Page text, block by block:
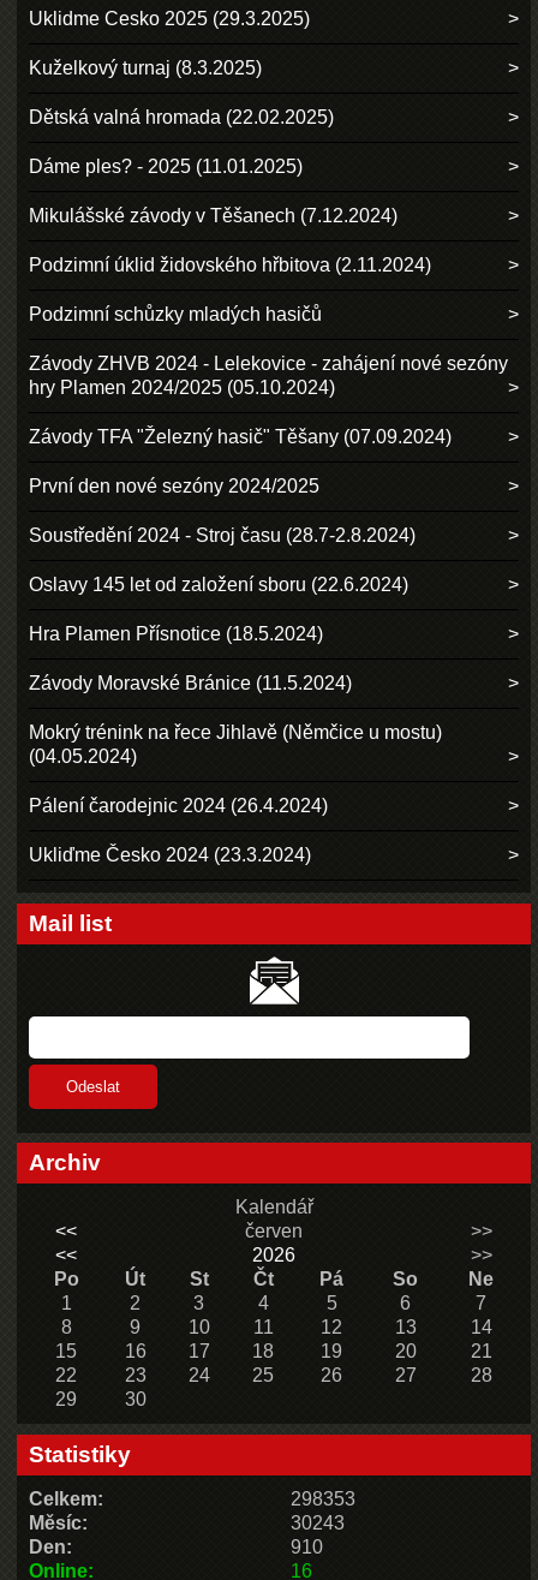
Uklidme Cesko 2025 (29.3.2025)
Kuželkový turnaj (8.3.2025)
Dětská valná hromada (22.02.2025)
Dáme ples? - 2025 (11.01.2025)
Mikulášské závody v Těšanech (7.12.2024)
Podzimní úklid židovského hřbitova (2.11.2024)
Podzimní schůzky mladých hasičů
Závody ZHVB 2024 - Lelekovice - zahájení nové sezóny
hry Plamen 2024/2025 (05.10.2024)
Závody TFA "Železný hasič" Těšany (07.09.2024)
První den nové sezóny 2024/2025
Soustředění 2024 - Stroj času (28.7-2.8.2024)
Oslavy 145 let od založení sboru (22.6.2024)
Hra Plamen Přísnotice (18.5.2024)
Závody Moravské Bránice (11.5.2024)
Mokrý trénink na řece Jihlavě (Němčice u mostu)
(04.05.2024)
Pálení čarodejnic 2024 (26.4.2024)
Ukliďme Česko 2024 (23.3.2024)
Mail list
Archiv
Kalendář
<<
červen
>>
<<
2026
>>
Po
Út St Čt Pá So
Ne
1
2 3 4 5 6
7
8
9 10 11 12 13
14
15
16 17 18 19 20
21
22
23 24 25 26 27
28
29
30
Statistiky
Online: 16
Celkem:
298353
Měsíc:
30243
Den:
910